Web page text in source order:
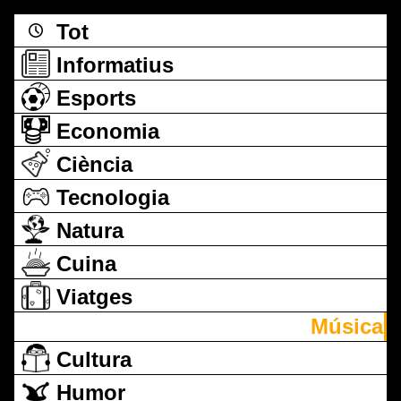
Tot
Informatius
Esports
Economia
Ciència
Tecnologia
Natura
Cuina
Viatges
Música
Cultura
Humor